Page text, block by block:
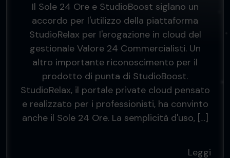
Il Sole 24 Ore e StudioBoost siglano un
accordo per l'utilizzo della piattaforma
StudioRelax per l'erogazione in cloud del
gestionale Valore 24 Commercialisti. Un
altro importante riconoscimento per il
prodotto di punta di StudioBoost.
StudioRelax, il portale private cloud pensato
e realizzato per i professionisti, ha convinto
anche il Sole 24 Ore. La semplicità d'uso, […]
Leggi